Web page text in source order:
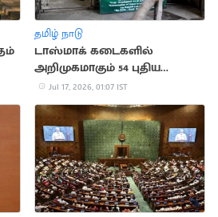
தமிழ் நாடு
டாஸ்மாக் கடைகளில்
அறிமுகமாகும் 54 புதிய
பிராண்ட் மது வகைகள்
Jul 17, 2026, 01:07 IST